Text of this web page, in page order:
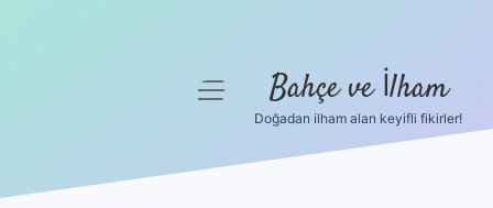
menüyü
Bahçe ve İlham
Doğadan ilham alan keyifli fikirler!